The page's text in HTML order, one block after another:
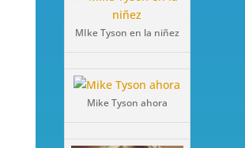
MIke Tyson en la niñez
Mike Tyson ahora